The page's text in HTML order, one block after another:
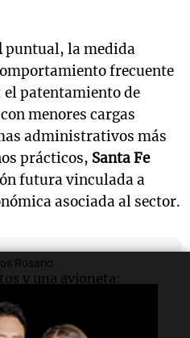
puntual, la medida
frecuente
patentamiento de
menores cargas
administrativos más
prácticos, Santa Fe
futura vinculada a
asociada al sector.
Rosario
y una avioneta:
incautados a